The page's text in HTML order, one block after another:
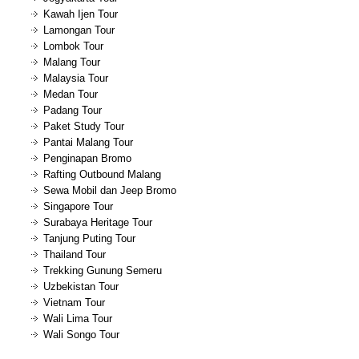
Kawah Ijen Tour
Lamongan Tour
Lombok Tour
Malang Tour
Malaysia Tour
Medan Tour
Padang Tour
Paket Study Tour
Pantai Malang Tour
Penginapan Bromo
Rafting Outbound Malang
Sewa Mobil dan Jeep Bromo
Singapore Tour
Surabaya Heritage Tour
Tanjung Puting Tour
Thailand Tour
Trekking Gunung Semeru
Uzbekistan Tour
Vietnam Tour
Wali Lima Tour
Wali Songo Tour